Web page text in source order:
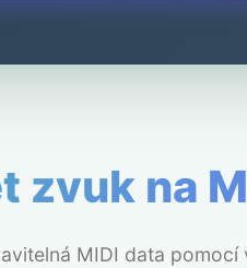
zvuk na
MIDI data pomocí